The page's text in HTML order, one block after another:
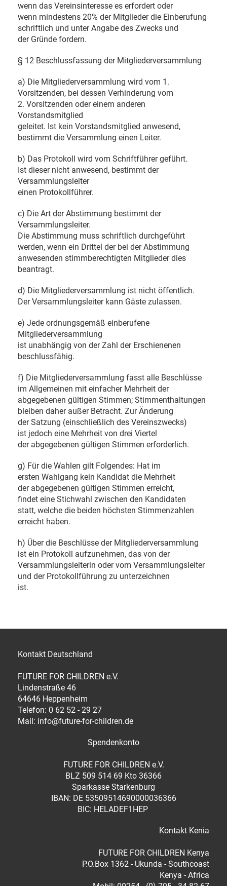
wenn das Vereinsinteresse es erfordert oder
wenn mindestens 20% der Mitglieder die Einberufung
schriftlich und unter Angabe des Zwecks und
der Gründe fordern.
§ 12 Beschlussfassung der Mitgliederversammlung
a) Die Mitgliederversammlung wird vom 1.
Vorsitzenden, bei dessen Verhinderung vom
2. Vorsitzenden oder einem anderen
Vorstandsmitglied
geleitet. Ist kein Vorstandsmitglied anwesend,
bestimmt die Versammlung einen Leiter.
b) Das Protokoll wird vom Schriftführer geführt.
Ist dieser nicht anwesend, bestimmt der
Versammlungsleiter
einen Protokollführer.
c) Die Art der Abstimmung bestimmt der
Versammlungsleiter.
Die Abstimmung muss schriftlich durchgeführt
werden, wenn ein Drittel der bei der Abstimmung
anwesenden stimmberechtigten Mitglieder dies
beantragt.
d) Die Mitgliederversammlung ist nicht öffentlich.
Der Versammlungsleiter kann Gäste zulassen.
e) Jede ordnungsgemäß einberufene
Mitgliederversammlung
ist unabhängig von der Zahl der Erschienenen
beschlussfähig.
f) Die Mitgliederversammlung fasst alle Beschlüsse
im Allgemeinen mit einfacher Mehrheit der
abgegebenen gültigen Stimmen; Stimmenthaltungen
bleiben daher außer Betracht. Zur Änderung
der Satzung (einschließlich des Vereinszwecks)
ist jedoch eine Mehrheit von drei Viertel
der abgegebenen gültigen Stimmen erforderlich.
g) Für die Wahlen gilt Folgendes: Hat im
ersten Wahlgang kein Kandidat die Mehrheit
der abgegebenen gültigen Stimmen erreicht,
findet eine Stichwahl zwischen den Kandidaten
statt, welche die beiden höchsten Stimmenzahlen
erreicht haben.
h) Über die Beschlüsse der Mitgliederversammlung
ist ein Protokoll aufzunehmen, das von der
Versammlungsleiterin oder vom Versammlungsleiter
und der Protokollführung zu unterzeichnen
ist.
Kontakt Deutschland
FUTURE FOR CHILDREN e.V.
Lindenstraße 46
64646 Heppenheim
Telefon: 0 62 52 - 29 27
Mail: info@future-for-children.de
Spendenkonto
FUTURE FOR CHILDREN e.V.
BLZ 509 514 69 Kto 36366
Sparkasse Starkenburg
IBAN: DE 53509514690000036366
BIC: HELADEF1HEP
Kontakt Kenia
FUTURE FOR CHILDREN Kenya
P.O.Box 1362 - Ukunda - Southcoast
Kenya - Africa